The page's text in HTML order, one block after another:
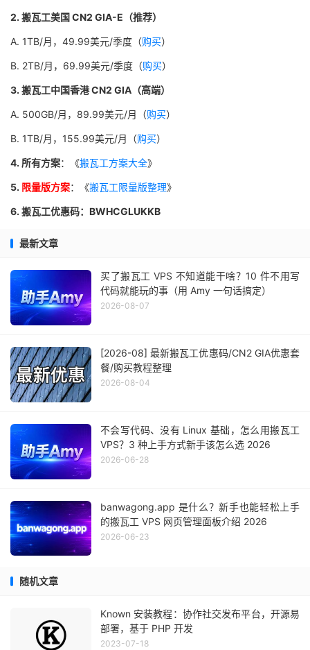
2. 搬瓦工美国 CN2 GIA-E（推荐）
A. 1TB/月，49.99美元/季度（购买）
B. 2TB/月，69.99美元/季度（购买）
3. 搬瓦工中国香港 CN2 GIA（高端）
A. 500GB/月，89.99美元/月（购买）
B. 1TB/月，155.99美元/月（购买）
4. 所有方案：《搬瓦工方案大全》
5. 限量版方案：《搬瓦工限量版整理》
6. 搬瓦工优惠码：BWHCGLUKKB
最新文章
买了搬瓦工 VPS 不知道能干啥？10 件不用写
代码就能玩的事（用 Amy 一句话搞定）
2026-08-07
[2026-08] 最新搬瓦工优惠码/CN2 GIA优惠套
餐/购买教程整理
2026-08-04
不会写代码、没有 Linux 基础，怎么用搬瓦工
VPS？3 种上手方式新手该怎么选 2026
2026-06-28
banwagong.app 是什么？新手也能轻松上手
的搬瓦工 VPS 网页管理面板介绍 2026
2026-06-23
随机文章
Known 安装教程：协作社交发布平台，开源易
部署，基于 PHP 开发
2023-07-18